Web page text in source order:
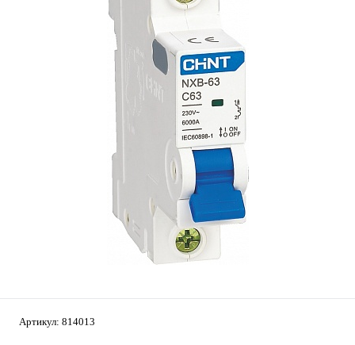
Артикул: 814013